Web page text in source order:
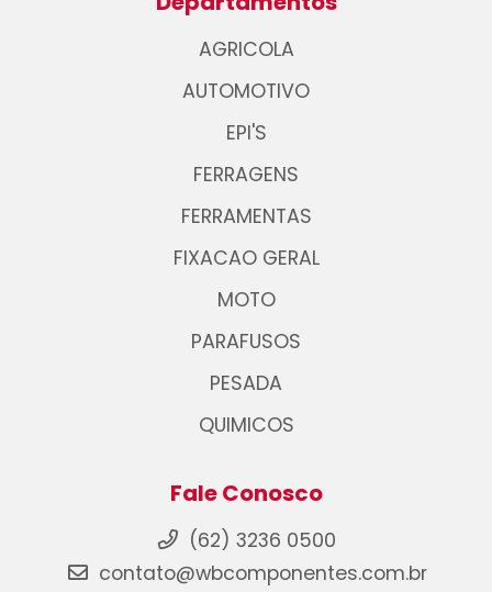
AGRICOLA
AUTOMOTIVO
EPI'S
FERRAGENS
FERRAMENTAS
FIXACAO GERAL
MOTO
PARAFUSOS
PESADA
QUIMICOS
Fale Conosco
(62) 3236 0500
contato@wbcomponentes.com.br